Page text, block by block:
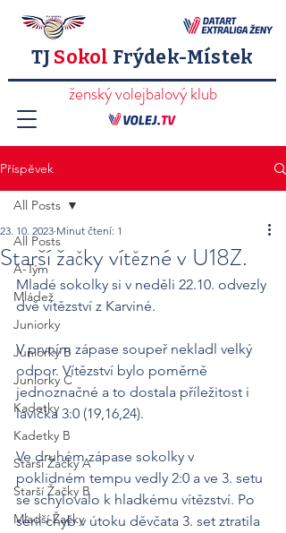
TJ Sokol Frýdek-Místek
ženský volejbalový klub
Příspěvek
All Posts
A-Tým
Mládež
Juniorky
Juniorky B
Juniorky C
Kadetky
Kadetky B
Starší Žačky A
Starší Žačky B
Mladší Žačky
All Posts
Starší žačky vítězné v U18Z.
23. 10. 2023 Minut čtení: 1
Mladé sokolky si v neděli 22.10. odvezly
dvě vítězství z Karviné.
V prvním zápase soupeř nekladl velký
odpor. Vítězství bylo poměrně
jednoznačné a to dostala příležitost i
lavička 3:0 (19,16,24).
Ve druhém zápase sokolky v
poklidném tempu vedly 2:0 a ve 3. setu
se schylovalo k hladkému vítězství. Po
sérii chyb v útoku děvčata 3. set ztratila